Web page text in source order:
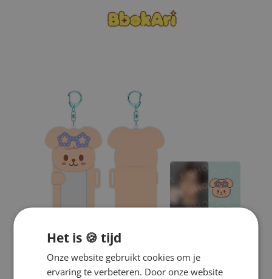
Het is 🍪 tijd
Onze website gebruikt cookies om je
ervaring te verbeteren. Door onze website